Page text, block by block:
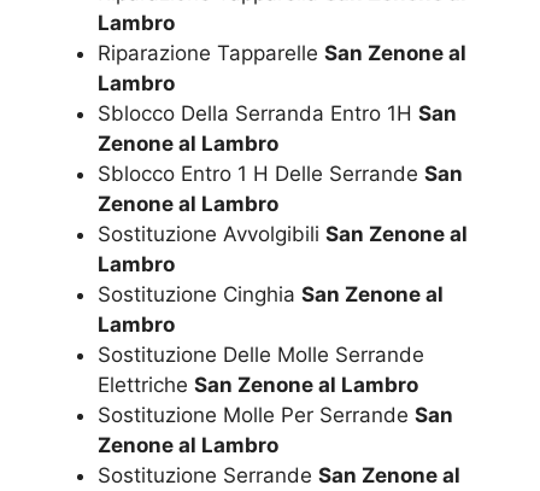
Lambro
Riparazione Tapparelle San Zenone al
Lambro
Sblocco Della Serranda Entro 1H San
Zenone al Lambro
Sblocco Entro 1 H Delle Serrande San
Zenone al Lambro
Sostituzione Avvolgibili San Zenone al
Lambro
Sostituzione Cinghia San Zenone al
Lambro
Sostituzione Delle Molle Serrande
Elettriche San Zenone al Lambro
Sostituzione Molle Per Serrande San
Zenone al Lambro
Sostituzione Serrande San Zenone al